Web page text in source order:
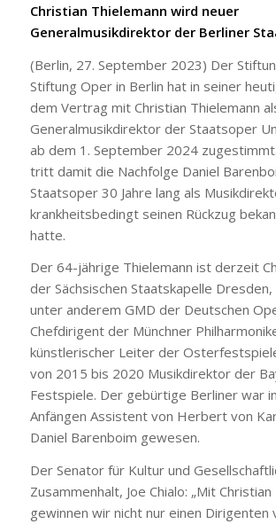
Christian Thielemann wird neuer
Generalmusikdirektor der Berliner
(Berlin, 27. September 2023) Der
Stiftung Oper in Berlin hat in seiner
dem Vertrag mit Christian Thielemann
Generalmusikdirektor der Staatsoper
ab dem 1. September 2024
tritt damit die Nachfolge Daniel
Staatsoper 30 Jahre lang als
krankheitsbedingt seinen Rückzug
hatte.
Der 64-jährige Thielemann ist derzeit
der Sächsischen Staatskapelle
unter anderem GMD der Deutschen
Chefdirigent der Münchner
künstlerischer Leiter der
von 2015 bis 2020 Musikdirektor der
Festspiele. Der gebürtige Berliner war
Anfängen Assistent von Herbert von
Daniel Barenboim gewesen.
Der Senator für Kultur und
Zusammenhalt, Joe Chialo: „Mit
gewinnen wir nicht nur einen Dirigenten